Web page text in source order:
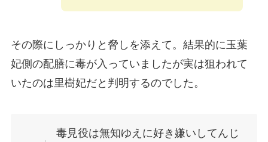
その際にしっかりと脅しを添えて。結果的に玉葉
妃側の配膳に毒が入っていましたが実は狙われて
いたのは里樹妃だと判明するのでした。
毒見役は無知ゆえに好き嫌いしてんじ